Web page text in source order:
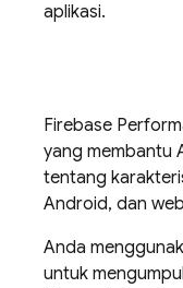
aplikasi.
Firebase
yang membantu
tentang
Android, dan
Anda
untuk